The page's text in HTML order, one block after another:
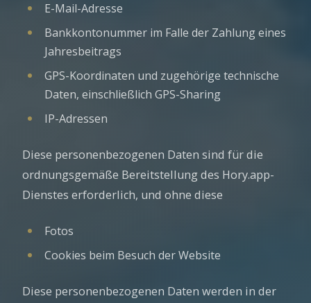
E-Mail-Adresse
Bankkontonummer im Falle der Zahlung eines
Jahresbeitrags
GPS-Koordinaten und zugehörige technische
Daten, einschließlich GPS-Sharing
IP-Adressen
Diese personenbezogenen Daten sind für die
ordnungsgemäße Bereitstellung des Hory.app-
Dienstes erforderlich, und ohne diese
Fotos
Cookies beim Besuch der Website
Diese personenbezogenen Daten werden in der